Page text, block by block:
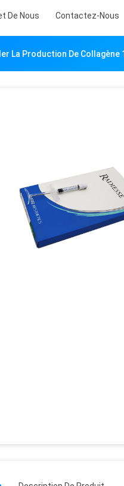
De Nous Contactez-Nous
La Production De Collagène